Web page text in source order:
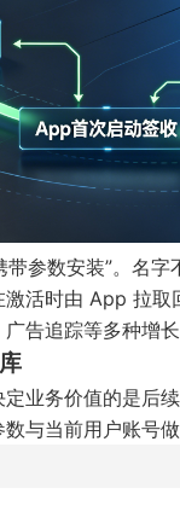
带参数安装”。名
活时由 App 拉
告追踪等多种增
业务价值的是后
与当前用户账号